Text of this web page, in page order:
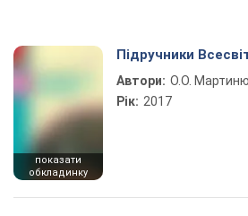
показати
обкладинку
Підручники
Автори: О.О.
Рік: 2017